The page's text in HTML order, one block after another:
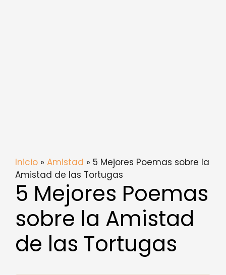
Inicio » Amistad » 5 Mejores Poemas sobre la
Amistad de las Tortugas
5 Mejores Poemas
sobre la Amistad
de las Tortugas